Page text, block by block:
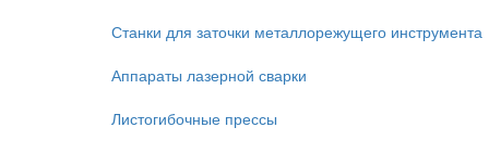
Станки для заточки металлорежущего инструмента
Аппараты лазерной сварки
Листогибочные прессы